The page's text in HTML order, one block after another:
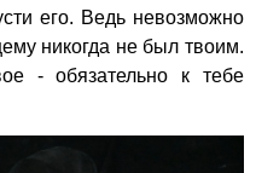
его. Ведь невозможно
никогда не был твоим.
- обязательно к тебе